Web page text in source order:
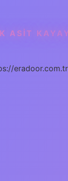
ASIT
eradoor.com.tr